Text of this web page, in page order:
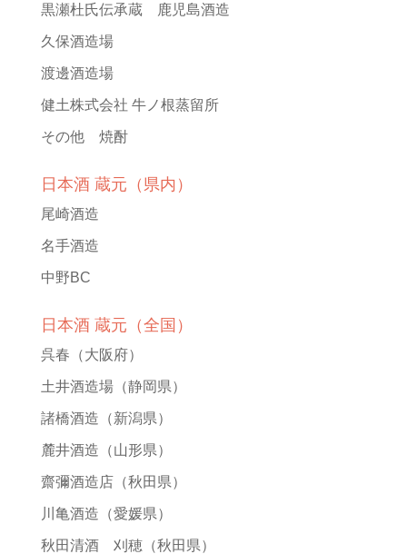
黒瀬杜氏伝承蔵 鹿児島酒造
久保酒造場
渡邊酒造場
健土株式会社 牛ノ根蒸留所
その他 焼酎
日本酒 蔵元（県内）
尾崎酒造
名手酒造
中野BC
日本酒 蔵元（全国）
呉春 （大阪府）
土井酒造場（静岡県）
諸橋酒造 （新潟県）
麓井酒造 （山形県）
齋彌酒造店（秋田県）
川亀酒造 （愛媛県）
秋田清酒 刈穂（秋田県）